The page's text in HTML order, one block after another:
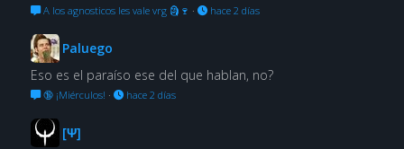
A los agnosticos les vale vrg 🗿🍷 · hace 2 días
Paluego
Eso es el paraíso ese del que hablan, no?
🔞 ¡Miérculos! · hace 2 días
[Ψ]